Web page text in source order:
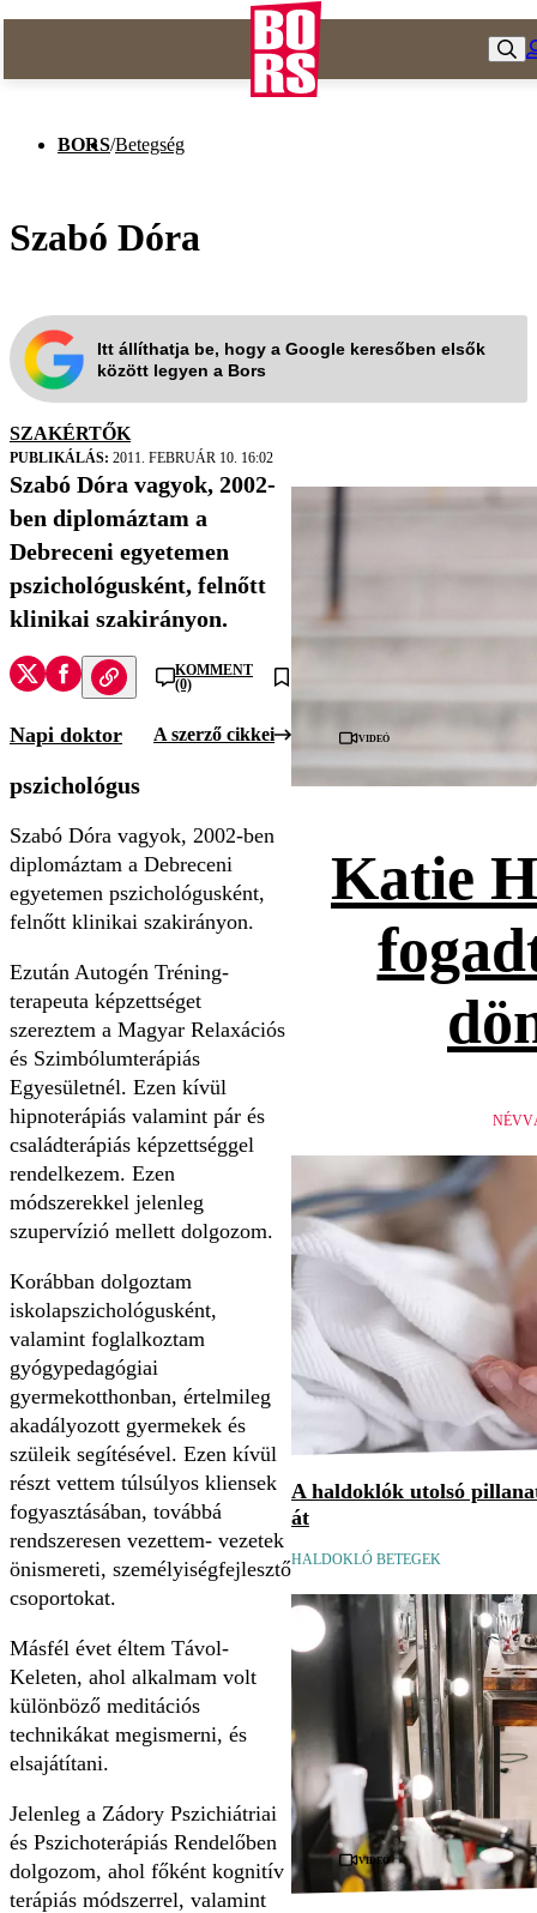
BORS/Betegség
Szabó Dóra
Itt állíthatja be, hogy a Google keresőben elsők
között legyen a Bors
SZAKÉRTŐK
PUBLIKÁLÁS: 2011. FEBRUÁR 10. 16:02
Szabó Dóra vagyok, 2002-
ben diplomáztam a
Debreceni egyetemen
pszichológusként, felnőtt
klinikai szakirányon.
KOMMENT
(0)
Napi doktor A szerző cikkei
pszichológus
Szabó Dóra vagyok, 2002-ben
diplomáztam a Debreceni
egyetemen pszichológusként,
felnőtt klinikai szakirányon.
Ezután Autogén Tréning-
terapeuta képzettséget
szereztem a Magyar Relaxációs
és Szimbólumterápiás
Egyesületnél. Ezen kívül
hipnoterápiás valamint pár és
családterápiás képzettséggel
rendelkezem. Ezen
módszerekkel jelenleg
szupervízió mellett dolgozom.
Korábban dolgoztam
iskolapszichológusként,
valamint foglalkoztam
gyógypedagógiai
gyermekotthonban, értelmileg
akadályozott gyermekek és
szüleik segítésével. Ezen kívül
részt vettem túlsúlyos kliensek
fogyasztásában, továbbá
rendszeresen vezettem- vezetek
önismereti, személyiségfejlesztő
csoportokat.
Másfél évet éltem Távol-
Keleten, ahol alkalmam volt
különböző meditációs
technikákat megismerni, és
elsajátítani.
Jelenleg a Zádory Pszichiátriai
és Pszichoterápiás Rendelőben
dolgozom, ahol főként kognitív
terápiás módszerrel, valamint
Videó
Katie
A haldoklók utolsó
át
HALDOKLÓ BETEGEK
Videó